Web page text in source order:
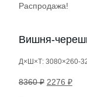
Распродажа!
Вишня-
Д×Ш×Т: 3080×260-
8360₽ 2276 ₽